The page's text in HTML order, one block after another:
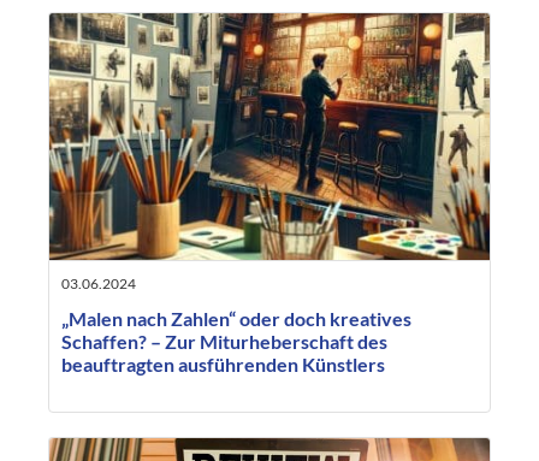
03.06.2024
„Malen nach Zahlen“ oder doch kreatives
Schaffen? – Zur Miturheberschaft des
beauftragten ausführenden Künstlers